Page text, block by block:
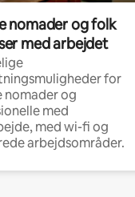
nomader og folk
med arbejdet
for
og
med
med wi-fi og
arbejdsområder.